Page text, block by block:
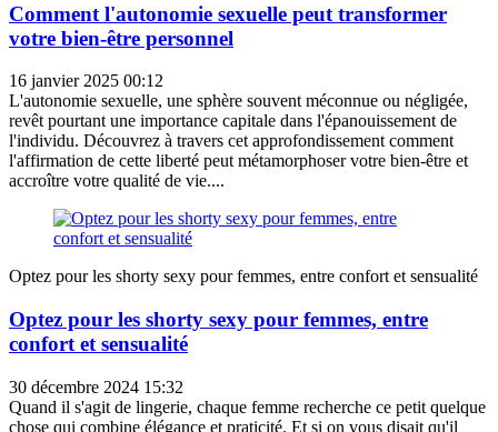
Comment l'autonomie sexuelle peut transformer
votre bien-être personnel
16 janvier 2025 00:12
L'autonomie sexuelle, une sphère souvent méconnue ou négligée,
revêt pourtant une importance capitale dans l'épanouissement de
l'individu. Découvrez à travers cet approfondissement comment
l'affirmation de cette liberté peut métamorphoser votre bien-être et
accroître votre qualité de vie....
Optez pour les shorty sexy pour femmes, entre confort et sensualité
Optez pour les shorty sexy pour femmes, entre
confort et sensualité
30 décembre 2024 15:32
Quand il s'agit de lingerie, chaque femme recherche ce petit quelque
chose qui combine élégance et praticité. Et si on vous disait qu'il